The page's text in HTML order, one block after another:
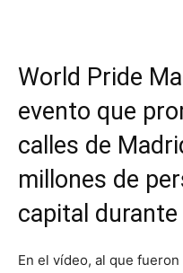
World Pride
evento que
calles de
millones de
capital
En el vídeo, al que